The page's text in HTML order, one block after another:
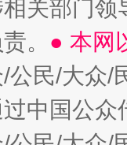
关部门
。 ● 本网
/公民/大众
中国公